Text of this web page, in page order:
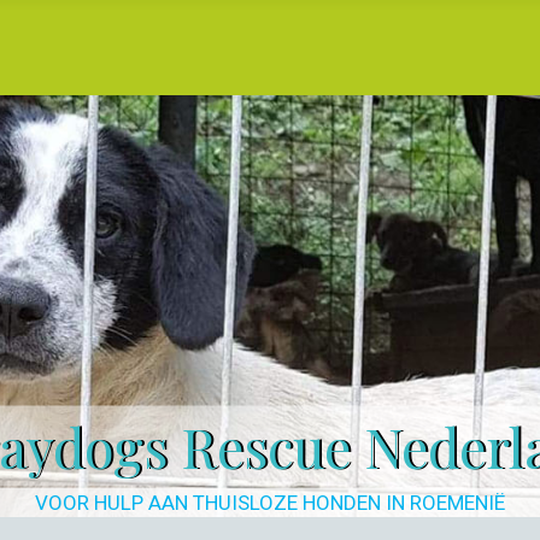
Rescue
VOOR HULP AAN THUISLOZE HONDEN IN ROEMENIË